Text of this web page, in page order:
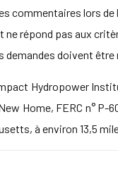
commentaires lors
répond pas aux
demandes doivent être
Hydropower
Home, FERC n°
à environ 13,5